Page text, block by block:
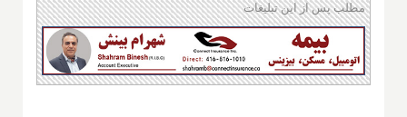
مطلب پس از این تبلیغات